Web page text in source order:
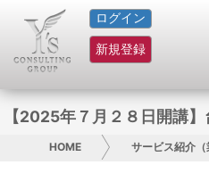
ログイン
新規登録
HOME
サービス紹介
コラム
グループ概要
【2025年７月２８日開講
HOME サービス紹介（